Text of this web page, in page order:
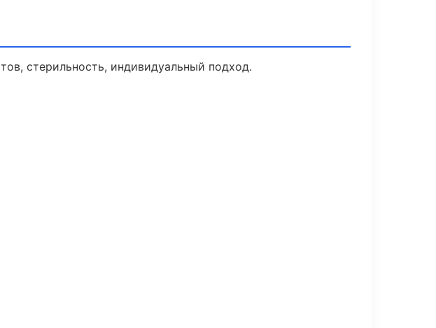
стерильность, индивидуальный подход.